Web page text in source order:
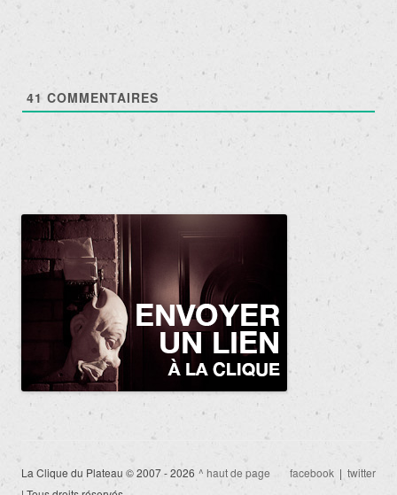
41 COMMENTAIRES
La Clique du Plateau © 2007 - 2026 ^ haut de page facebook | twitter